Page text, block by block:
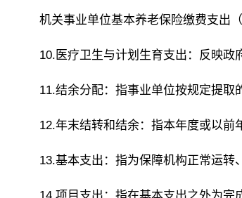
机关事业单位基本养老保险缴费支出
10.医疗卫生与计划生育支出：反映政
11.结余分配：指事业单位按规定提取
12.年末结转和结余：指本年度或以前
13.基本支出：指为保障机构正常运转